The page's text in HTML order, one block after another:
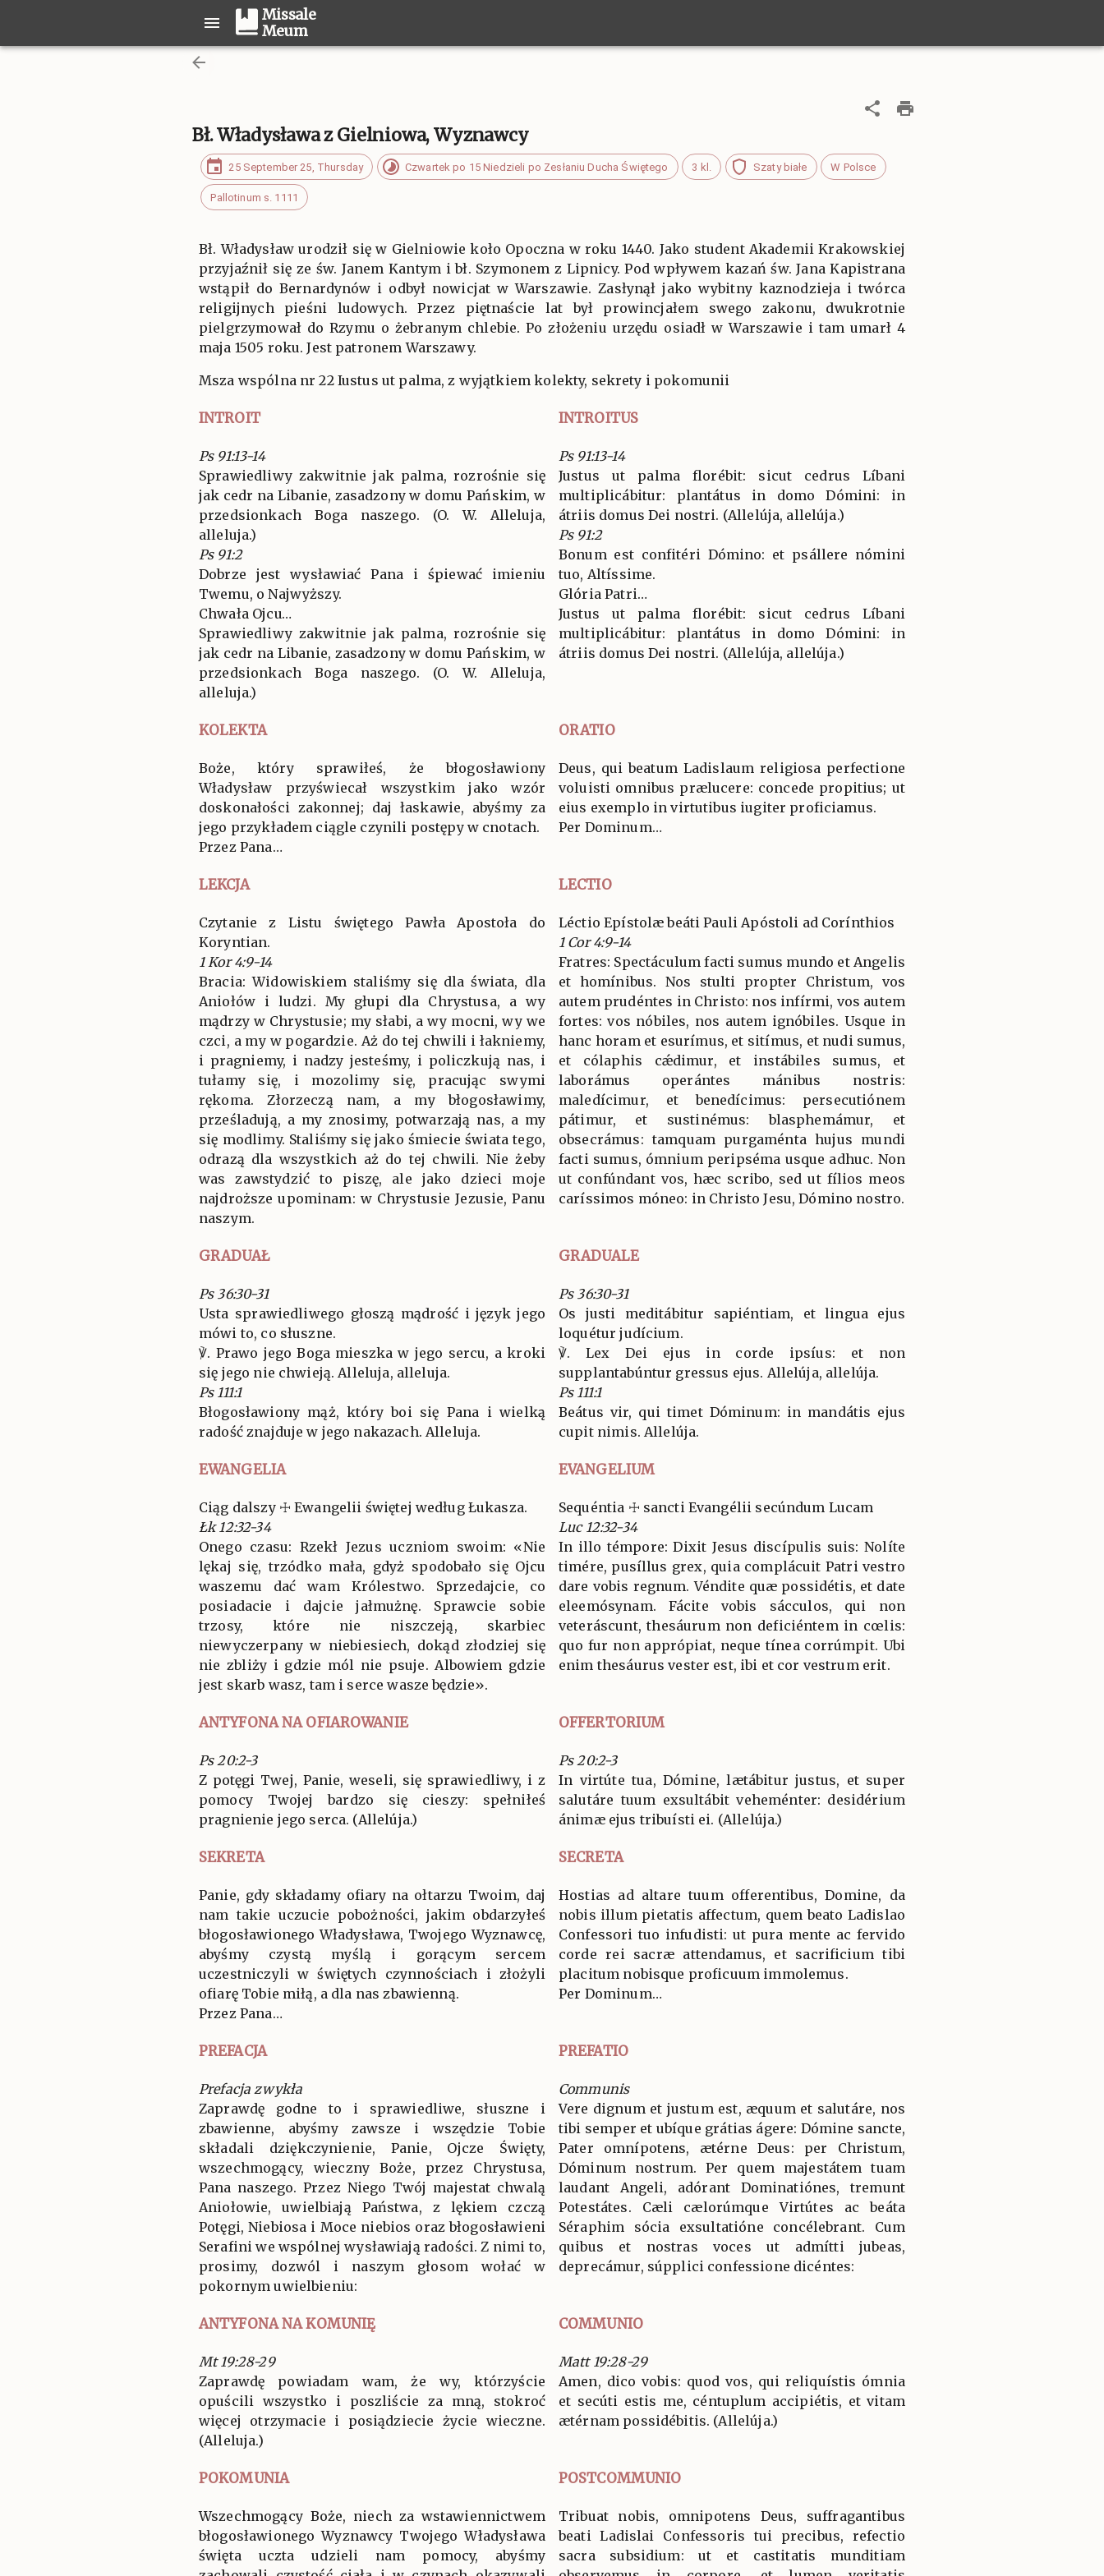
Missale
Meum
Bł. Władysława z Gielniowa, Wyznawcy
25 September 25, Thursday Czwartek po 15 Niedzieli po Zesłaniu Ducha Świętego 3 kl. Szaty białe W Polsce
Pallotinum s. 1111
Bł. Władysław urodził się w Gielniowie koło Opoczna w roku 1440. Jako student Akademii Krakowskiej
przyjaźnił się ze św. Janem Kantym i bł. Szymonem z Lipnicy. Pod wpływem kazań św. Jana Kapistrana
wstąpił do Bernardynów i odbył nowicjat w Warszawie. Zasłynął jako wybitny kaznodzieja i twórca
religijnych pieśni ludowych. Przez piętnaście lat był prowincjałem swego zakonu, dwukrotnie
pielgrzymował do Rzymu o żebranym chlebie. Po złożeniu urzędu osiadł w Warszawie i tam umarł 4
maja 1505 roku. Jest patronem Warszawy.
Msza wspólna nr 22 Iustus ut palma, z wyjątkiem kolekty, sekrety i pokomunii
INTROIT INTROITUS
Ps 91:13-14
Sprawiedliwy zakwitnie jak palma, rozrośnie się
jak cedr na Libanie, zasadzony w domu Pańskim, w
przedsionkach Boga naszego. (O. W. Alleluja,
alleluja.)
Ps 91:2
Dobrze jest wysławiać Pana i śpiewać imieniu
Twemu, o Najwyższy.
Chwała Ojcu…
Sprawiedliwy zakwitnie jak palma, rozrośnie się
jak cedr na Libanie, zasadzony w domu Pańskim, w
przedsionkach Boga naszego. (O. W. Alleluja,
alleluja.)
Ps 91:13-14
Justus ut palma florébit: sicut cedrus Líbani
multiplicábitur: plantátus in domo Dómini: in
átriis domus Dei nostri. (Allelúja, allelúja.)
Ps 91:2
Bonum est confitéri Dómino: et psállere nómini
tuo, Altíssime.
Glória Patri…
Justus ut palma florébit: sicut cedrus Líbani
multiplicábitur: plantátus in domo Dómini: in
átriis domus Dei nostri. (Allelúja, allelúja.)
KOLEKTA ORATIO
Boże, który sprawiłeś, że błogosławiony
Władysław przyświecał wszystkim jako wzór
doskonałości zakonnej; daj łaskawie, abyśmy za
jego przykładem ciągle czynili postępy w cnotach.
Przez Pana…
Deus, qui beatum Ladislaum religiosa perfectione
voluisti omnibus prælucere: concede propitius; ut
eius exemplo in virtutibus iugiter proficiamus.
Per Dominum…
LEKCJA LECTIO
Czytanie z Listu świętego Pawła Apostoła do
Koryntian.
1 Kor 4:9-14
Bracia: Widowiskiem staliśmy się dla świata, dla
Aniołów i ludzi. My głupi dla Chrystusa, a wy
mądrzy w Chrystusie; my słabi, a wy mocni, wy we
czci, a my w pogardzie. Aż do tej chwili i łakniemy,
i pragniemy, i nadzy jesteśmy, i policzkują nas, i
tułamy się, i mozolimy się, pracując swymi
rękoma. Złorzeczą nam, a my błogosławimy,
prześladują, a my znosimy, potwarzają nas, a my
się modlimy. Staliśmy się jako śmiecie świata tego,
odrazą dla wszystkich aż do tej chwili. Nie żeby
was zawstydzić to piszę, ale jako dzieci moje
najdroższe upominam: w Chrystusie Jezusie, Panu
naszym.
Léctio Epístolæ beáti Pauli Apóstoli ad Corínthios
1 Cor 4:9-14
Fratres: Spectáculum facti sumus mundo et Angelis
et homínibus. Nos stulti propter Christum, vos
autem prudéntes in Christo: nos infírmi, vos autem
fortes: vos nóbiles, nos autem ignóbiles. Usque in
hanc horam et esurímus, et sitímus, et nudi sumus,
et cólaphis cǽdimur, et instábiles sumus, et
laborámus operántes mánibus nostris:
maledícimur, et benedícimus: persecutiónem
pátimur, et sustinémus: blasphemámur, et
obsecrámus: tamquam purgaménta hujus mundi
facti sumus, ómnium peripséma usque adhuc. Non
ut confúndant vos, hæc scribo, sed ut fílios meos
caríssimos móneo: in Christo Jesu, Dómino nostro.
GRADUAŁ GRADUALE
Ps 36:30-31
Usta sprawiedliwego głoszą mądrość i język jego
mówi to, co słuszne.
℣. Prawo jego Boga mieszka w jego sercu, a kroki
się jego nie chwieją. Alleluja, alleluja.
Ps 111:1
Błogosławiony mąż, który boi się Pana i wielką
radość znajduje w jego nakazach. Alleluja.
Ps 36:30-31
Os justi meditábitur sapiéntiam, et lingua ejus
loquétur judícium.
℣. Lex Dei ejus in corde ipsíus: et non
supplantabúntur gressus ejus. Allelúja, allelúja.
Ps 111:1
Beátus vir, qui timet Dóminum: in mandátis ejus
cupit nimis. Allelúja.
EWANGELIA EVANGELIUM
Ciąg dalszy ☩ Ewangelii świętej według Łukasza.
Łk 12:32-34
Onego czasu: Rzekł Jezus uczniom swoim: «Nie
lękaj się, trzódko mała, gdyż spodobało się Ojcu
waszemu dać wam Królestwo. Sprzedajcie, co
posiadacie i dajcie jałmużnę. Sprawcie sobie
trzosy, które nie niszczeją, skarbiec
niewyczerpany w niebiesiech, dokąd złodziej się
nie zbliży i gdzie mól nie psuje. Albowiem gdzie
jest skarb wasz, tam i serce wasze będzie».
Sequéntia ☩ sancti Evangélii secúndum Lucam
Luc 12:32-34
In illo témpore: Dixit Jesus discípulis suis: Nolíte
timére, pusíllus grex, quia complácuit Patri vestro
dare vobis regnum. Véndite quæ possidétis, et date
eleemósynam. Fácite vobis sácculos, qui non
veteráscunt, thesáurum non deficiéntem in cœlis:
quo fur non apprópiat, neque tínea corrúmpit. Ubi
enim thesáurus vester est, ibi et cor vestrum erit.
ANTYFONA NA OFIAROWANIE OFFERTORIUM
Ps 20:2-3
Z potęgi Twej, Panie, weseli, się sprawiedliwy, i z
pomocy Twojej bardzo się cieszy: spełniłeś
pragnienie jego serca. (Allelúja.)
Ps 20:2-3
In virtúte tua, Dómine, lætábitur justus, et super
salutáre tuum exsultábit veheménter: desidérium
ánimæ ejus tribuísti ei. (Allelúja.)
SEKRETA SECRETA
Panie, gdy składamy ofiary na ołtarzu Twoim, daj
nam takie uczucie pobożności, jakim obdarzyłeś
błogosławionego Władysława, Twojego Wyznawcę,
abyśmy czystą myślą i gorącym sercem
uczestniczyli w świętych czynnościach i złożyli
ofiarę Tobie miłą, a dla nas zbawienną.
Przez Pana…
Hostias ad altare tuum offerentibus, Domine, da
nobis illum pietatis affectum, quem beato Ladislao
Confessori tuo infudisti: ut pura mente ac fervido
corde rei sacræ attendamus, et sacrificium tibi
placitum nobisque proficuum immolemus.
Per Dominum…
PREFACJA PREFATIO
Prefacja zwykła
Zaprawdę godne to i sprawiedliwe, słuszne i
zbawienne, abyśmy zawsze i wszędzie Tobie
składali dziękczynienie, Panie, Ojcze Święty,
wszechmogący, wieczny Boże, przez Chrystusa,
Pana naszego. Przez Niego Twój majestat chwalą
Aniołowie, uwielbiają Państwa, z lękiem czczą
Potęgi, Niebiosa i Moce niebios oraz błogosławieni
Serafini we wspólnej wysławiają radości. Z nimi to,
prosimy, dozwól i naszym głosom wołać w
pokornym uwielbieniu:
Communis
Vere dignum et justum est, æquum et salutáre, nos
tibi semper et ubíque grátias ágere: Dómine sancte,
Pater omnípotens, ætérne Deus: per Christum,
Dóminum nostrum. Per quem majestátem tuam
laudant Angeli, adórant Dominatiónes, tremunt
Potestátes. Cæli cælorúmque Virtútes ac beáta
Séraphim sócia exsultatióne concélebrant. Cum
quibus et nostras voces ut admítti jubeas,
deprecámur, súpplici confessione dicéntes:
ANTYFONA NA KOMUNIĘ COMMUNIO
Mt 19:28-29
Zaprawdę powiadam wam, że wy, którzyście
opuścili wszystko i poszliście za mną, stokroć
więcej otrzymacie i posiądziecie życie wieczne.
(Alleluja.)
Matt 19:28-29
Amen, dico vobis: quod vos, qui reliquístis ómnia
et secúti estis me, céntuplum accipiétis, et vitam
ætérnam possidébitis. (Allelúja.)
POKOMUNIA POSTCOMMUNIO
Wszechmogący Boże, niech za wstawiennictwem
błogosławionego Wyznawcy Twojego Władysława
święta uczta udzieli nam pomocy, abyśmy
Tribuat nobis, omnipotens Deus, suffragantibus
beati Ladislai Confessoris tui precibus, refectio
sacra subsidium: ut et castitatis munditiam